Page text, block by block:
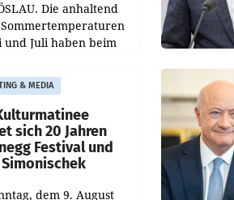
Die anhaltend
und Juli haben beim
Vöslauer zu
Absatzzuwächsen
Während
& MEDIA
sich 20 Jahren
Festival und
dem 9. August